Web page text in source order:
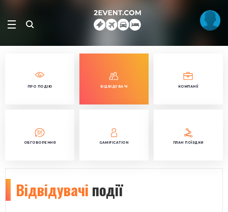
ПРО ПОДІЮ ВІДВІДУВАЧІ КОМПАНІЇ
ОБГОВОРЕННЯ GAMIFICATION ПЛАН ПОЇЗДКИ
Відвідувачі події